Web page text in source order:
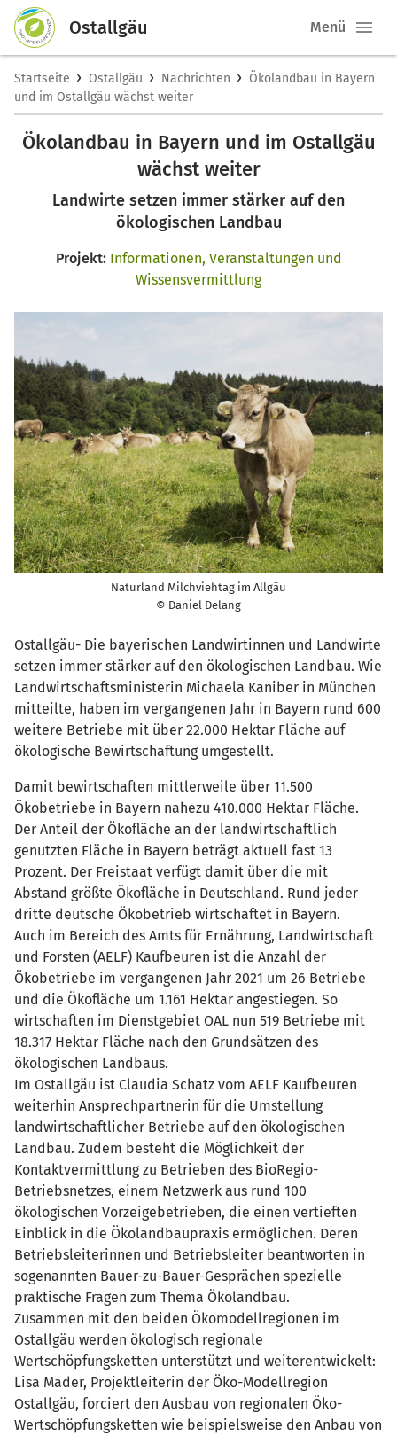
Ostallgäu Menü
Startseite › Ostallgäu › Nachrichten › Ökolandbau in Bayern
und im Ostallgäu wächst weiter
Ökolandbau in Bayern und im Ostallgäu
wächst weiter
Landwirte setzen immer stärker auf den
ökologischen Landbau
Projekt: Informationen, Veranstaltungen und
Wissensvermittlung
Naturland Milchviehtag im Allgäu
© Daniel Delang
Ostallgäu- Die bayerischen Landwirtinnen und Landwirte
setzen immer stärker auf den ökologischen Landbau. Wie
Landwirtschaftsministerin Michaela Kaniber in München
mitteilte, haben im vergangenen Jahr in Bayern rund 600
weitere Betriebe mit über 22.000 Hektar Fläche auf
ökologische Bewirtschaftung umgestellt.
Damit bewirtschaften mittlerweile über 11.500
Ökobetriebe in Bayern nahezu 410.000 Hektar Fläche.
Der Anteil der Ökofläche an der landwirtschaftlich
genutzten Fläche in Bayern beträgt aktuell fast 13
Prozent. Der Freistaat verfügt damit über die mit
Abstand größte Ökofläche in Deutschland. Rund jeder
dritte deutsche Ökobetrieb wirtschaftet in Bayern.
Auch im Bereich des Amts für Ernährung, Landwirtschaft
und Forsten (AELF) Kaufbeuren ist die Anzahl der
Ökobetriebe im vergangenen Jahr 2021 um 26 Betriebe
und die Ökofläche um 1.161 Hektar angestiegen. So
wirtschaften im Dienstgebiet OAL nun 519 Betriebe mit
18.317 Hektar Fläche nach den Grundsätzen des
ökologischen Landbaus.
Im Ostallgäu ist Claudia Schatz vom AELF Kaufbeuren
weiterhin Ansprechpartnerin für die Umstellung
landwirtschaftlicher Betriebe auf den ökologischen
Landbau. Zudem besteht die Möglichkeit der
Kontaktvermittlung zu Betrieben des BioRegio-
Betriebsnetzes, einem Netzwerk aus rund 100
ökologischen Vorzeigebetrieben, die einen vertieften
Einblick in die Ökolandbaupraxis ermöglichen. Deren
Betriebsleiterinnen und Betriebsleiter beantworten in
sogenannten Bauer-zu-Bauer-Gesprächen spezielle
praktische Fragen zum Thema Ökolandbau.
Zusammen mit den beiden Ökomodellregionen im
Ostallgäu werden ökologisch regionale
Wertschöpfungsketten unterstützt und weiterentwickelt:
Lisa Mader, Projektleiterin der Öko-Modellregion
Ostallgäu, forciert den Ausbau von regionalen Öko-
Wertschöpfungsketten wie beispielsweise den Anbau von